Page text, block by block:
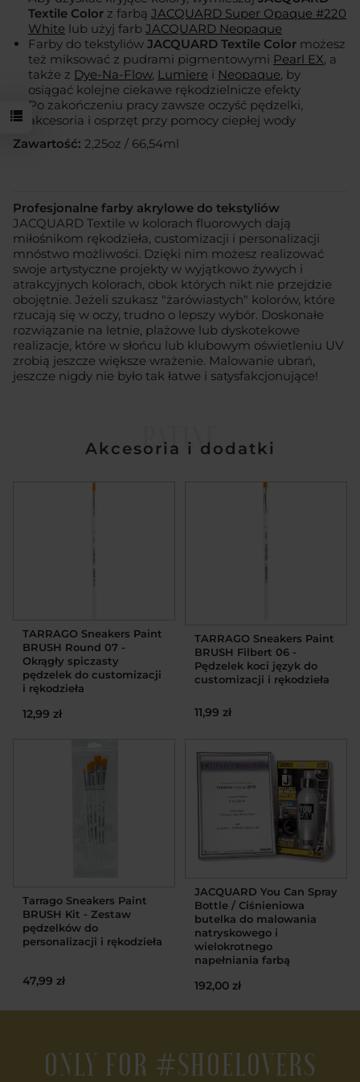
Textile Color z farbą JACQUARD Super Opaque #220
White lub użyj farb JACQUARD Neopaque
Farby do tekstyliów JACQUARD Textile Color możesz
też miksować z pudrami pigmentowymi Pearl EX, a
także z Dye-Na-Flow, Lumiere i Neopaque, by
osiągać kolejne ciekawe rękodzielnicze efekty
Po zakończeniu pracy zawsze oczyść pędzelki,
akcesoria i osprzęt przy pomocy ciepłej wody
Zawartość: 2,25oz / 66,54ml
Profesjonalne farby akrylowe do tekstyliów
JACQUARD Textile w kolorach fluorowych dają
miłośnikom rękodzieła, customizacji i personalizacji
mnóstwo możliwości. Dzięki nim możesz realizować
swoje artystyczne projekty w wyjątkowo żywych i
atrakcyjnych kolorach, obok których nikt nie przejdzie
obojętnie. Jeżeli szukasz "żarówiastych" kolorów, które
rzucają się w oczy, trudno o lepszy wybór. Doskonałe
rozwiązanie na letnie, plażowe lub dyskotekowe
realizacje, które w słońcu lub klubowym oświetleniu UV
zrobią jeszcze większe wrażenie. Malowanie ubrań,
jeszcze nigdy nie było tak łatwe i satysfakcjonujące!
PATINE
Akcesoria i dodatki
TARRAGO Sneakers Paint
BRUSH Round 07 -
Okrągły spiczasty
pędzelek do customizacji
i rękodzieła
12,99 zł
TARRAGO Sneakers Paint
BRUSH Filbert 06 -
Pędzelek koci język do
customizacji i rękodzieła
11,99 zł
Tarrago Sneakers Paint
BRUSH Kit - Zestaw
pędzelków do
personalizacji i rękodzieła
47,99 zł
JACQUARD You Can Spray
Bottle / Ciśnieniowa
butelka do malowania
natryskowego i
wielokrotnego
napełniania farbą
192,00 zł
ONLY FOR #SHOELOVERS